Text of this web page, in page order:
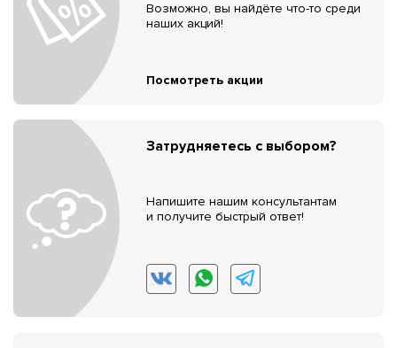
Возможно, вы найдёте что-то среди
наших акций!
Посмотреть акции
Затрудняетесь с выбором?
Напишите нашим консультантам
и получите быстрый ответ!